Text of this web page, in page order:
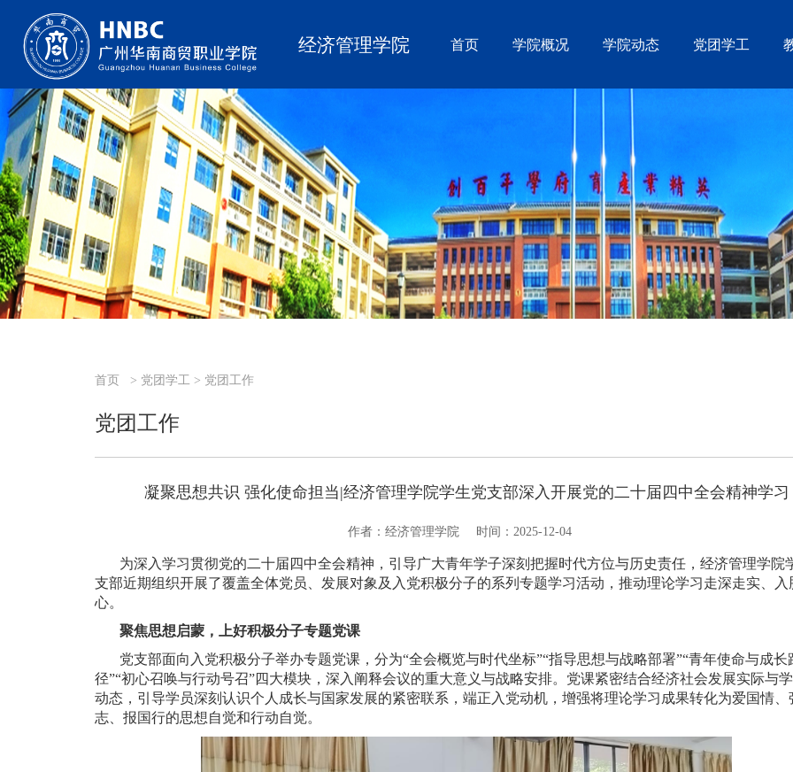
经济管理学院 首页 学院概况 学院动态 党团学工
首页 > 党团学工 > 党团工作
党团工作
凝聚思想共识 强化使命担当|经济管理学院学生党支部深入开展党的二十届四中全会精神学习
作者：经济管理学院 时间：2025-12-04
为深入学习贯彻党的二十届四中全会精神，引导广大青年学子深刻把握时代方位与历史责任，经济管理学院
支部近期组织开展了覆盖全体党员、发展对象及入党积极分子的系列专题学习活动，推动理论学习走深走实、入
心。
聚焦思想启蒙，
上好积极分子专题党课
党支部面向入党积极分子举办专题党课，分为“全会概览与时代坐标”“指导思想与战略部署”“青年使命与成长
径”“初心召唤与行动号召”四大模块，深入阐释会议的重大意义与战略安排。党课紧密结合经济社会发展实际与
动态，引导学员深刻认识个人成长与国家发展的紧密联系，端正入党动机，增强将理论学习成果转化为爱国情、
志、报国行的思想自觉和行动自觉。